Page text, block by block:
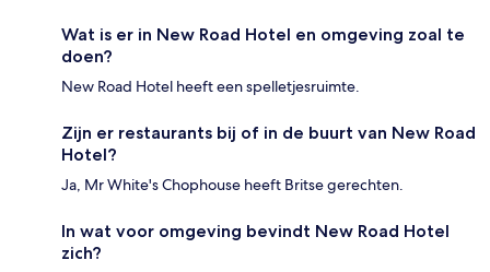
Wat is er in New Road Hotel en omgeving zoal te
doen?
New Road Hotel heeft een spelletjesruimte.
Zijn er restaurants bij of in de buurt van New Road
Hotel?
Ja, Mr White's Chophouse heeft Britse gerechten.
In wat voor omgeving bevindt New Road Hotel
zich?